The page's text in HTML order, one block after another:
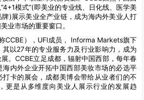
模式”(即美业的专业线、日化线、医学美
)展示美业全产业链，成为海内外美业人打
业市场的重要窗口。
CCBE），UFI成员， Informa Markets旗下
以27年的专业服务力及行业影响力，成为
。CCBE立足成都，辐射中国西部，每年春
海内外企业开拓中国西部美妆市场的必选平
打卡的展会，成都美博会带给从业者们的不
更是从多维度向美业人展示行业的发展趋